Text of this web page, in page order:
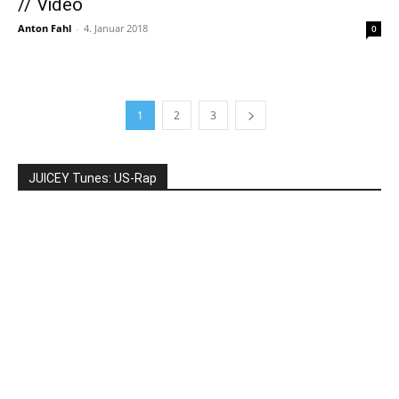
// Video
Anton Fahl - 4. Januar 2018 0
1 2 3
JUICEY Tunes: US-Rap